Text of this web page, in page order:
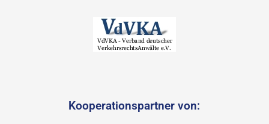
Kooperationspartner von: